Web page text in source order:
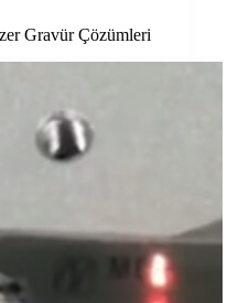
Gravür Çözümleri